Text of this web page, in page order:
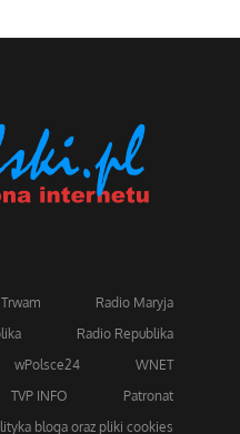
Radio Maryja
Radio Republika
wPolsce24
WNET
TVP INFO
Patronat
bloga oraz pliki cookies